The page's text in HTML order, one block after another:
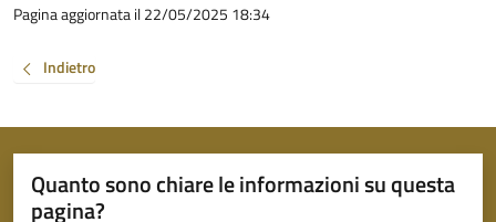
Pagina aggiornata il 22/05/2025 18:34
Indietro
Quanto sono chiare le informazioni su questa
pagina?